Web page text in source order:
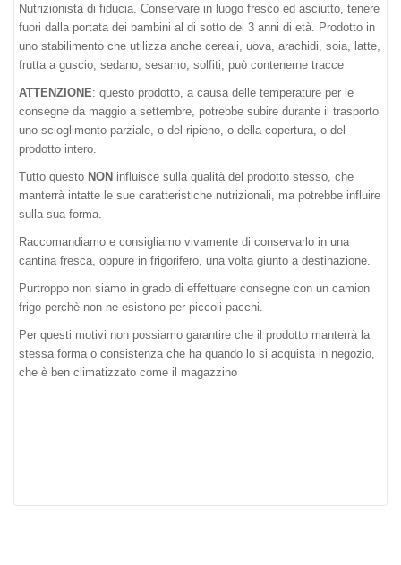
Nutrizionista di fiducia. Conservare in luogo fresco ed asciutto, tenere
fuori dalla portata dei bambini al di sotto dei 3 anni di età. Prodotto in
uno stabilimento che utilizza anche cereali, uova, arachidi, soia, latte,
frutta a guscio, sedano, sesamo, solfiti, può contenerne tracce
ATTENZIONE: questo prodotto, a causa delle temperature per le
consegne da maggio a settembre, potrebbe subire durante il trasporto
uno scioglimento parziale, o del ripieno, o della copertura, o del
prodotto intero.
Tutto questo NON influisce sulla qualità del prodotto stesso, che
manterrà intatte le sue caratteristiche nutrizionali, ma potrebbe influire
sulla sua forma.
Raccomandiamo e consigliamo vivamente di conservarlo in una
cantina fresca, oppure in frigorifero, una volta giunto a destinazione.
Purtroppo non siamo in grado di effettuare consegne con un camion
frigo perchè non ne esistono per piccoli pacchi.
Per questi motivi non possiamo garantire che il prodotto manterrà la
stessa forma o consistenza che ha quando lo si acquista in negozio,
che è ben climatizzato come il magazzino